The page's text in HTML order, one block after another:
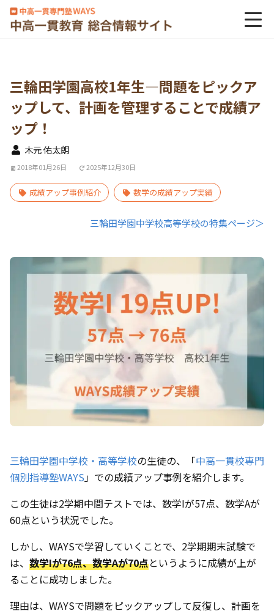
三輪田学園高校1年生―問題をピックア
ップして、計画を管理することで成績ア
ップ！
木元 佑太朗
2018年01月26日 2025年12月30日
成績アップ事例紹介 数学の成績アップ実績
三輪田学園中学校高等学校の特集ページ＞
三輪田学園中学校・高等学校の生徒の、「中高一貫校専門
個別指導塾WAYS」での成績アップ事例を紹介します。
この生徒は2学期中間テストでは、数学Iが57点、数学Aが
60点という状況でした。
しかし、WAYSで学習していくことで、2学期期末試験で
は、 数学Iが76点、数学Aが70点というように成績が上が
ることに成功しました。
理由は、WAYSで問題をピックアップして反復し、計画を